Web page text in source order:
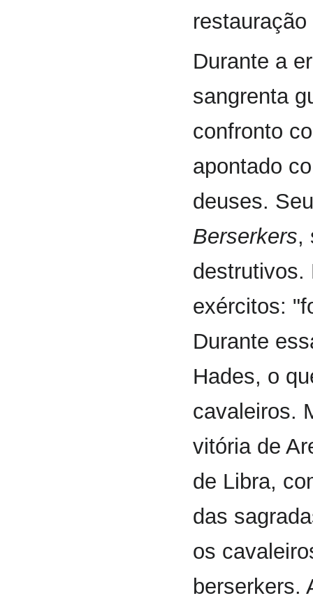
Durante a
sangrenta
confronto
apontado
deuses.
Berserkers,
destrutivos.
exércitos:
Durante
Hades, o
cavaleiros.
vitória de
de Libra,
das
os
berserkers.